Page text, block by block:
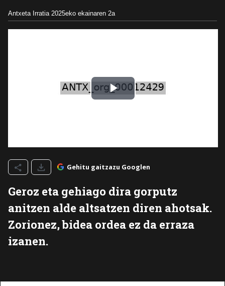
Antxeta Irratia 2025eko ekainaren 2a
Gehitu gaitzazu Googlen
Geroz eta gehiago dira gorputz
anitzen alde altsatzen diren ahotsak.
Zorionez, bidea ordea ez da erraza
izanen.